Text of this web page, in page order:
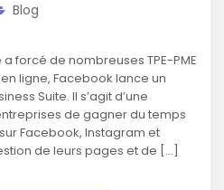
Blog
forcé de nombreuses TPE-PME
ligne, Facebook lance un
Suite. Il s’agit d’une
de gagner du temps
Facebook, Instagram et
de leurs pages et de […]